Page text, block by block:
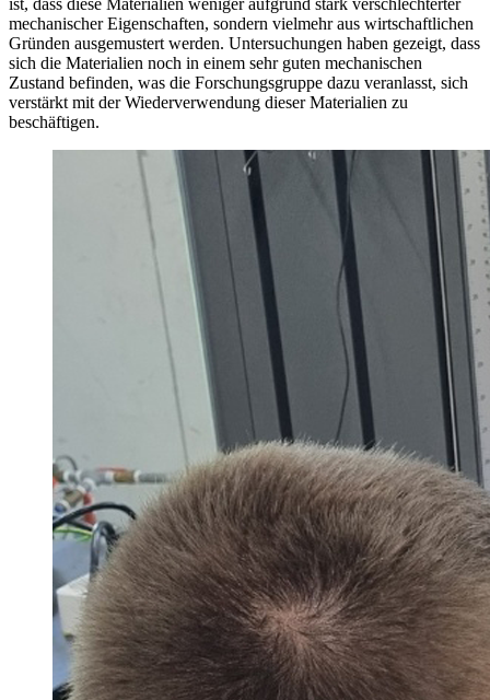
ist, dass diese Materialien weniger aufgrund stark verschlechterter
mechanischer Eigenschaften, sondern vielmehr aus wirtschaftlichen
Gründen ausgemustert werden. Untersuchungen haben gezeigt, dass
sich die Materialien noch in einem sehr guten mechanischen
Zustand befinden, was die Forschungsgruppe dazu veranlasst, sich
verstärkt mit der Wiederverwendung dieser Materialien zu
beschäftigen.